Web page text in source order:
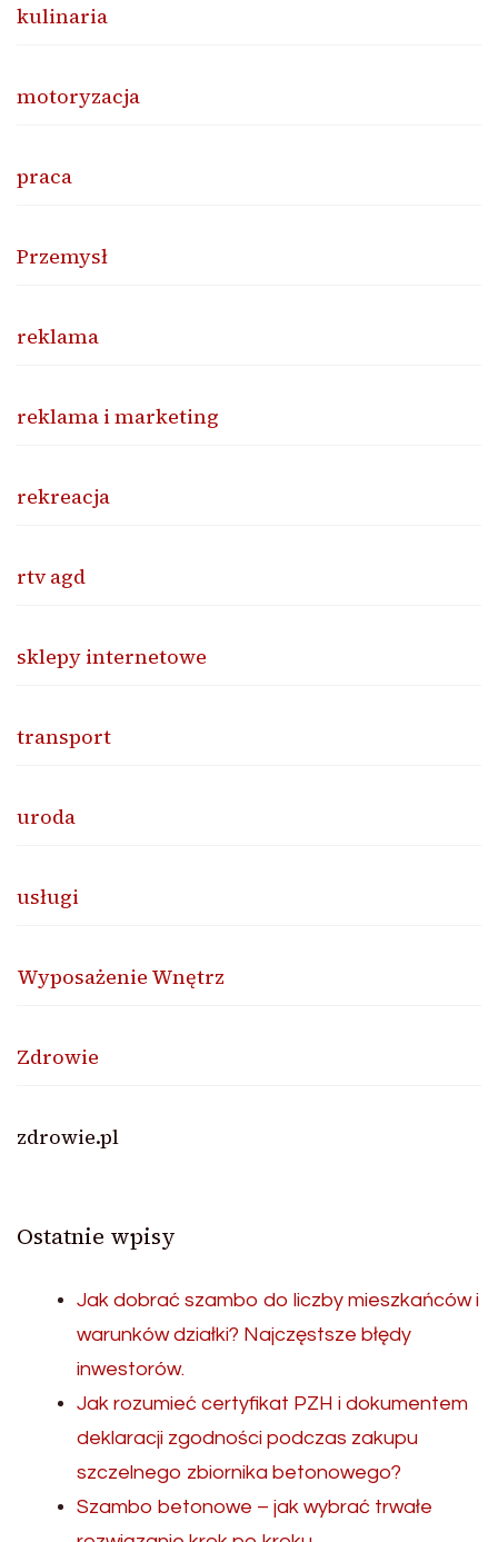
kulinaria
motoryzacja
praca
Przemysł
reklama
reklama i marketing
rekreacja
rtv agd
sklepy internetowe
transport
uroda
usługi
Wyposażenie Wnętrz
Zdrowie
zdrowie.pl
Ostatnie wpisy
Jak dobrać szambo do liczby mieszkańców i
warunków działki? Najczęstsze błędy
inwestorów.
Jak rozumieć certyfikat PZH i dokumentem
deklaracji zgodności podczas zakupu
szczelnego zbiornika betonowego?
Szambo betonowe – jak wybrać trwałe